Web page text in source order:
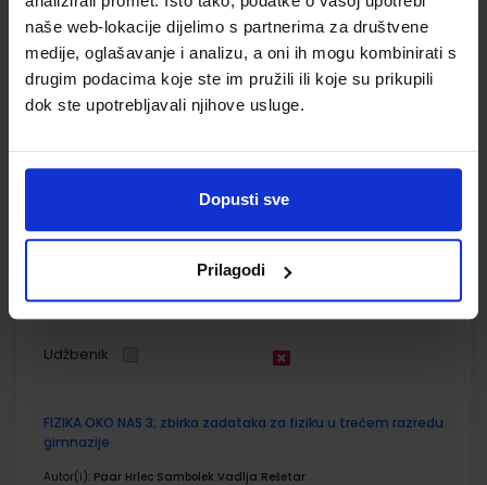
naše web-lokacije dijelimo s partnerima za društvene
medije, oglašavanje i analizu, a oni ih mogu kombinirati s
drugim podacima koje ste im pružili ili koje su prikupili
dok ste upotrebljavali njihove usluge.
Dopusti sve
Prilagodi
ŠIFRA OMOTA:
Udžbenik
FIZIKA OKO NAS 3; udžbenik fizike s dodatnim digitalnim
sadržajima u trećem razredu gimnazije
Paar Hrlec Sambolek Vadlja Rešetar
CIJENA: 23,60 €
ŠIFRA OMOTA:
Udžbenik
FIZIKA OKO NAS 3; zbirka zadataka za fiziku u trećem razredu
gimnazije
Autor(i): Paar Hrlec Sambolek Vadlja Rešetar